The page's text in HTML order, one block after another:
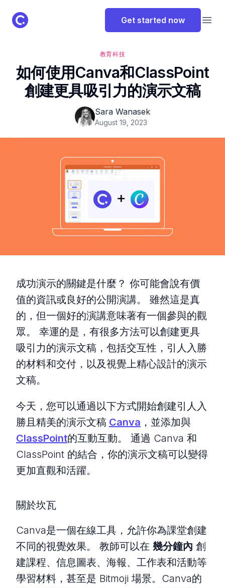
ClassPoint Logo Get started now
教育科技
如何使用Canva和ClassPoint
創建更具吸引力的演示文稿
Sara Wanasek
August 19, 2023
成功演示的關鍵是什麼？ 你可能會說有價
值的資訊或良好的公開演講。 雖然這是真
的，但一個好的演講意味著有一個參與的觀
眾。 幸運的是，有很多方法可以創建更具
吸引力的演示文稿，包括交互性，引人入勝
的材料和交付，以及視覺上精心設計的演示
文稿。
今天，您可以通過以下方式開始創建引人入
勝且精美的演示文稿 Canva ，並添加與
ClassPoint的互動互動。 通過 Canva 和
ClassPoint 的結合，你的演示文稿可以變得
更加直觀和活躍。
關於坎瓦
Canva是一個在線工具，允許你為課堂創建
不同的視覺效果。 教師可以在 幾分鐘內 創
建課程、信息圖表、海報、工作表和活動等
學習材料，甚至是 Bitmoji 場景。Canva的